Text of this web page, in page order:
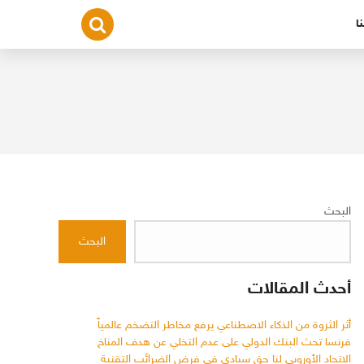
البحث
البحث
أحدث المقالات
أثر الثروة من الذكاء الاصطناعي يرفع مخاطر التضخم عالمياً
فرنسا تحث البنك الدولي على عدم التخلي عن هدف المناخ
الاتحاد الأوروبي لنا حق سيادي في فرض الضرائب التقنية